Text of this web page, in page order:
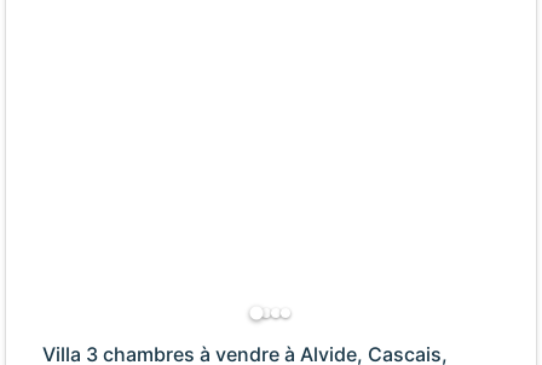
Villa 3 chambres à vendre à Alvide, Cascais,